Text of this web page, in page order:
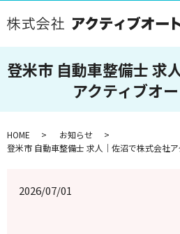
登米市 自動車整備士 求
アクティブオ
HOME
お知らせ
登米市 自動車整備士 求人｜佐沼で株式会社
2026/07/01